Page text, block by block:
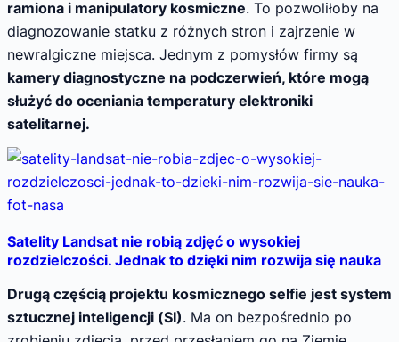
ramiona i manipulatory kosmiczne. To pozwoliłoby na
diagnozowanie statku z różnych stron i zajrzenie w
newralgiczne miejsca. Jednym z pomysłów firmy są
kamery diagnostyczne na podczerwień, które mogą
służyć do oceniania temperatury elektroniki
satelitarnej.
Satelity Landsat nie robią zdjęć o wysokiej
rozdzielczości. Jednak to dzięki nim rozwija się nauka
Drugą częścią projektu kosmicznego selfie jest system
sztucznej inteligencji (SI). Ma on bezpośrednio po